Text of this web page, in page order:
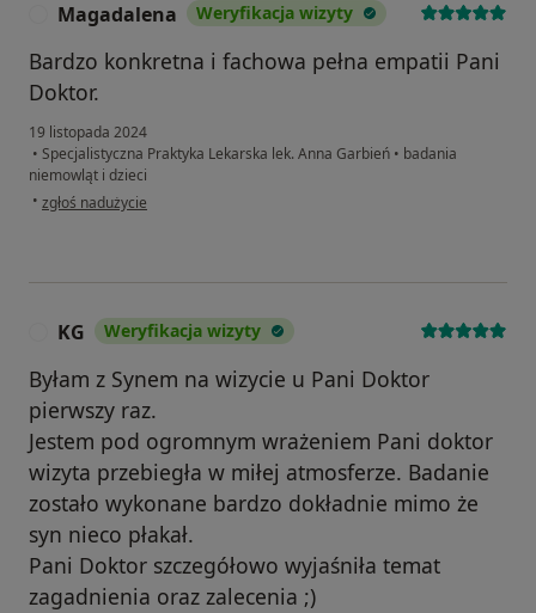
Magadalena Weryfikacja wizyty
Bardzo konkretna i fachowa pełna empatii Pani
Doktor.
19 listopada 2024
• Specjalistyczna Praktyka Lekarska lek. Anna Garbień • badania
niemowląt i dzieci
• w opinii użytkownika Magadalena
zgłoś nadużycie
KG Weryfikacja wizyty
Byłam z Synem na wizycie u Pani Doktor
pierwszy raz.
Jestem pod ogromnym wrażeniem Pani doktor
wizyta przebiegła w miłej atmosferze. Badanie
zostało wykonane bardzo dokładnie mimo że
syn nieco płakał.
Pani Doktor szczegółowo wyjaśniła temat
zagadnienia oraz zalecenia ;)